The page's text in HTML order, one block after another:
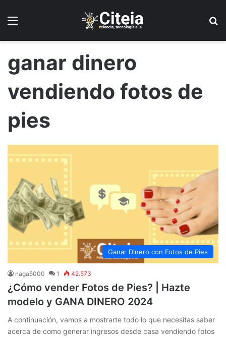
ganar dinero
vendiendo fotos de
pies
Ganar Dinero con Fotos de Pies
naga5000 1 42.573
¿Cómo vender Fotos de Pies? | Hazte
modelo y GANA DINERO 2024
A continuación, vamos a mostrarte todo lo que necesitas saber
acerca de como generar ingresos desde casa vendiendo fotos